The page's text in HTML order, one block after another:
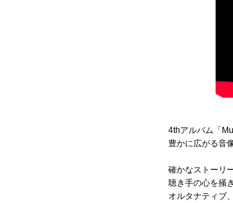
4thアルバム「
豊かに広がる音
確かなストーリ
聴き手の心を掻
オルタナティブ